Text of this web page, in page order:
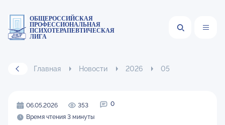
ОБЩЕРОССИЙСКАЯ
ПРОФЕССИОНАЛЬНАЯ
ПСИХОТЕРАПЕВТИЧЕСКАЯ
ЛИГА
Главная Новости 2026 05
06.05.2026 353
0
Время чтения 3 минуты